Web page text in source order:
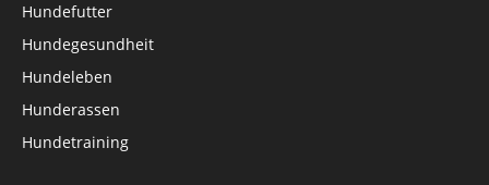
Hundefutter
Hundegesundheit
Hundeleben
Hunderassen
Hundetraining